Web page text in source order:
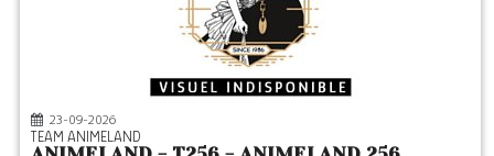
23-09-2026
TEAM ANIMELAND